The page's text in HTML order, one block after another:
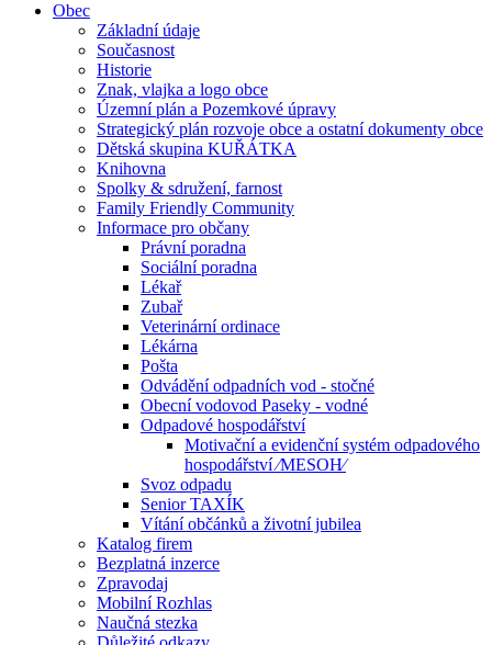
Obec
Základní údaje
Současnost
Historie
Znak, vlajka a logo obce
Územní plán a Pozemkové úpravy
Strategický plán rozvoje obce a ostatní dokumenty obce
Dětská skupina KUŘÁTKA
Knihovna
Spolky & sdružení, farnost
Family Friendly Community
Informace pro občany
Právní poradna
Sociální poradna
Lékař
Zubař
Veterinární ordinace
Lékárna
Pošta
Odvádění odpadních vod - stočné
Obecní vodovod Paseky - vodné
Odpadové hospodářství
Motivační a evidenční systém odpadového
hospodářství ⁄MESOH⁄
Svoz odpadu
Senior TAXÍK
Vítání občánků a životní jubilea
Katalog firem
Bezplatná inzerce
Zpravodaj
Mobilní Rozhlas
Naučná stezka